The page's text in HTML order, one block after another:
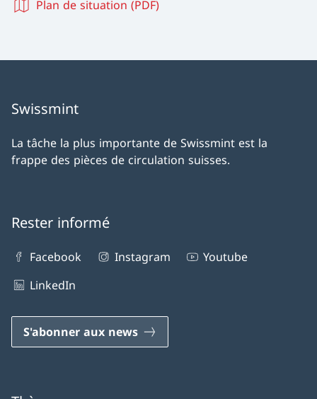
Plan de situation (PDF)
Swissmint
La tâche la plus importante de Swissmint est la
frappe des pièces de circulation suisses.
Rester informé
Facebook Instagram
Youtube
LinkedIn
S'abonner aux news